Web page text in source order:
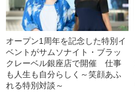
オープン1周年を記念した特別イ
ベントがサムソナイト・ブラッ
クレーベル銀座店で開催 仕事
も人生も自分らしく～笑顔あふ
れる特別対談～